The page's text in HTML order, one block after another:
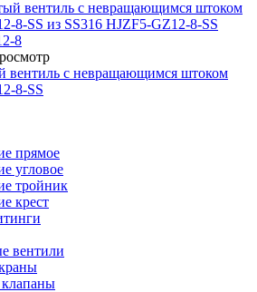
вентиль с невращающимся штоком
8-SS
прямое
угловое
тройник
крест
вентили